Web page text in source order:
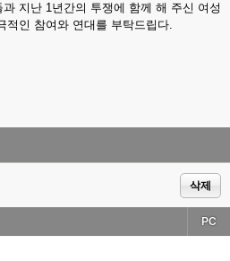
지난 1년간의 투쟁에 함께 해 주신 여성
적인 참여와 연대를 부탁드립다.
삭제
PC